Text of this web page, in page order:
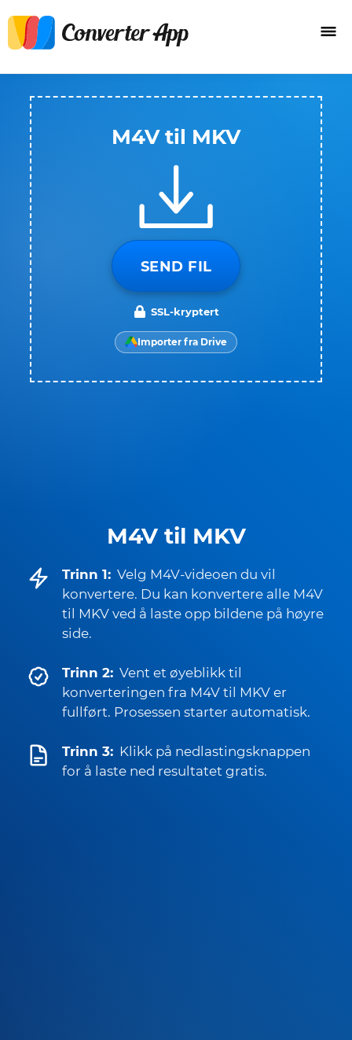
M4V til MKV
Trinn 1: Velg M4V-videoen du vil
konvertere. Du kan konvertere alle M4V
til MKV ved å laste opp bildene på høyre
side.
Trinn 2: Vent et øyeblikk til
konverteringen fra M4V til MKV er
fullført. Prosessen starter automatisk.
Trinn 3: Klikk på nedlastingsknappen
for å laste ned resultatet gratis.
M4V til MKV
SEND FIL
SSL-kryptert
Importer fra Drive